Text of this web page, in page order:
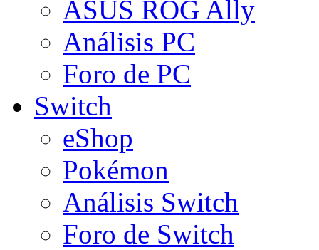
ASUS ROG Ally
Análisis PC
Foro de PC
Switch
eShop
Pokémon
Análisis Switch
Foro de Switch